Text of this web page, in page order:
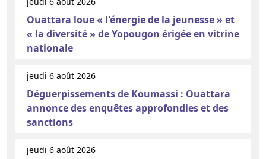
Ouattara loue « l'énergie de la jeunesse » et
« la diversité » de Yopougon érigée en vitrine
nationale
jeudi 6 août 2026
Déguerpissements de Koumassi : Ouattara
annonce des enquêtes approfondies et des
sanctions
jeudi 6 août 2026